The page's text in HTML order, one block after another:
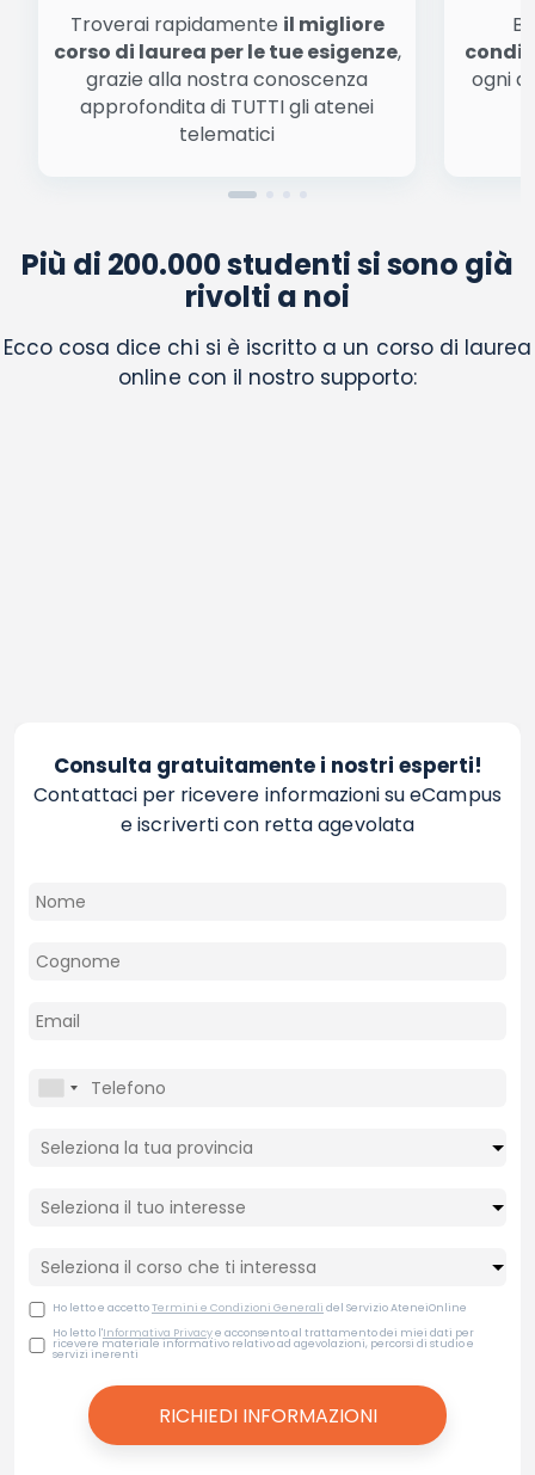
Troverai rapidamente il migliore
corso di laurea per le tue esigenze,
grazie alla nostra conoscenza
approfondita di TUTTI gli atenei
telematici
ogni
Più di 200.000 studenti si sono già
rivolti a noi
Ecco cosa dice chi si è iscritto a un corso di laurea
online con il nostro supporto:
Consulta gratuitamente i nostri esperti!
Contattaci per ricevere informazioni su eCampus
e iscriverti con retta agevolata
Ho letto e accettoTermini e Condizioni Generali del Servizio AteneiOnline
Ho letto l'Informativa Privacye acconsento al trattamento dei miei dati per
ricevere materiale informativo relativo ad agevolazioni, percorsi di studio e
servizi inerenti